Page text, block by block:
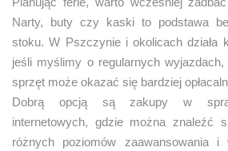
Narty, buty czy kaski to podstawa
stoku. W Pszczynie i okolicach działa
jeśli myślimy o regularnych wyjazdach,
sprzęt może okazać się bardziej
Dobrą opcją są zakupy w
internetowych, gdzie można znaleźć
różnych poziomów zaawansowania i